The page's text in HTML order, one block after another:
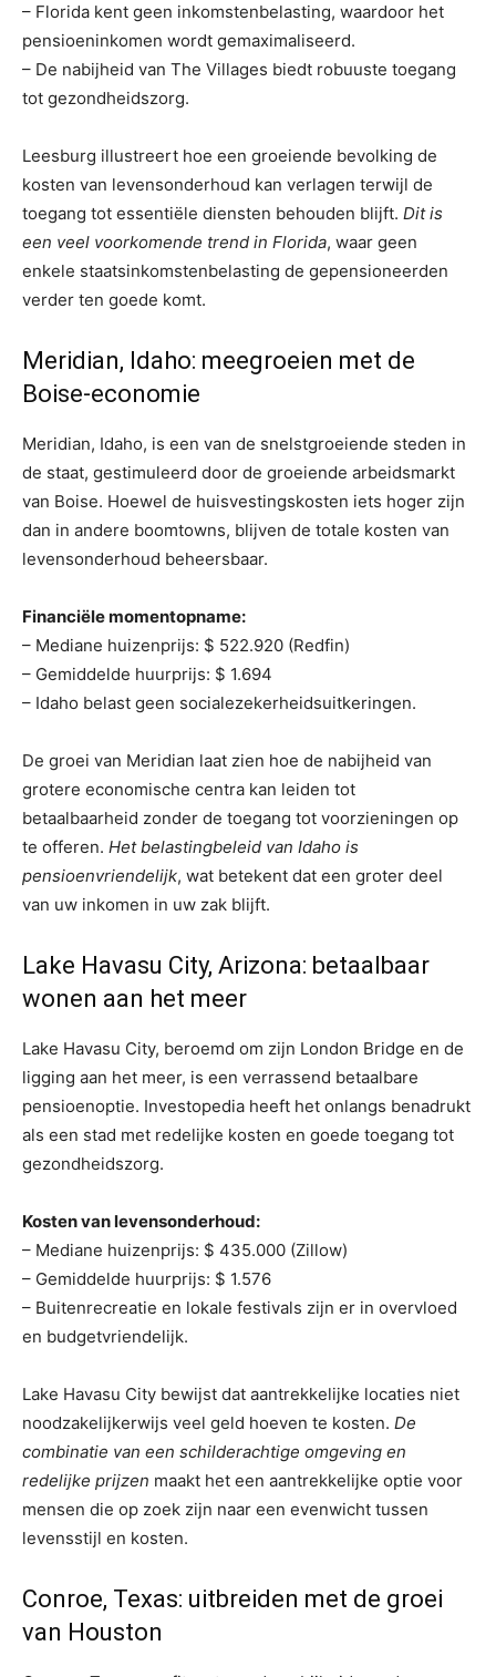
– Florida kent geen inkomstenbelasting, waardoor het
pensioeninkomen wordt gemaximaliseerd.
– De nabijheid van The Villages biedt robuuste toegang
tot gezondheidszorg.
Leesburg illustreert hoe een groeiende bevolking de
kosten van levensonderhoud kan verlagen terwijl de
toegang tot essentiële diensten behouden blijft. Dit is
een veel voorkomende trend in Florida, waar geen
enkele staatsinkomstenbelasting de gepensioneerden
verder ten goede komt.
Meridian, Idaho: meegroeien met de
Boise-economie
Meridian, Idaho, is een van de snelstgroeiende steden in
de staat, gestimuleerd door de groeiende arbeidsmarkt
van Boise. Hoewel de huisvestingskosten iets hoger zijn
dan in andere boomtowns, blijven de totale kosten van
levensonderhoud beheersbaar.
Financiële momentopname:
– Mediane huizenprijs: $ 522.920 (Redfin)
– Gemiddelde huurprijs: $ 1.694
– Idaho belast geen socialezekerheidsuitkeringen.
De groei van Meridian laat zien hoe de nabijheid van
grotere economische centra kan leiden tot
betaalbaarheid zonder de toegang tot voorzieningen op
te offeren. Het belastingbeleid van Idaho is
pensioenvriendelijk, wat betekent dat een groter deel
van uw inkomen in uw zak blijft.
Lake Havasu City, Arizona: betaalbaar
wonen aan het meer
Lake Havasu City, beroemd om zijn London Bridge en de
ligging aan het meer, is een verrassend betaalbare
pensioenoptie. Investopedia heeft het onlangs benadrukt
als een stad met redelijke kosten en goede toegang tot
gezondheidszorg.
Kosten van levensonderhoud:
– Mediane huizenprijs: $ 435.000 (Zillow)
– Gemiddelde huurprijs: $ 1.576
– Buitenrecreatie en lokale festivals zijn er in overvloed
en budgetvriendelijk.
Lake Havasu City bewijst dat aantrekkelijke locaties niet
noodzakelijkerwijs veel geld hoeven te kosten. De
combinatie van een schilderachtige omgeving en
redelijke prijzen maakt het een aantrekkelijke optie voor
mensen die op zoek zijn naar een evenwicht tussen
levensstijl en kosten.
Conroe, Texas: uitbreiden met de groei
van Houston